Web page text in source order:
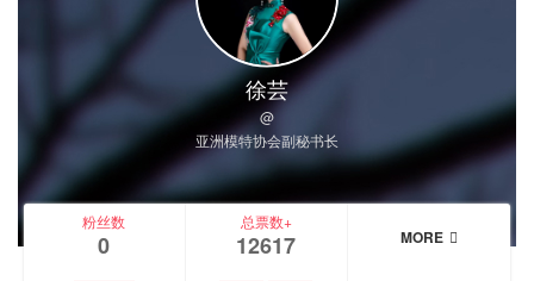
徐芸
@
亚洲模特协会副秘书长
粉丝数
0
总票数+
12617 MORE